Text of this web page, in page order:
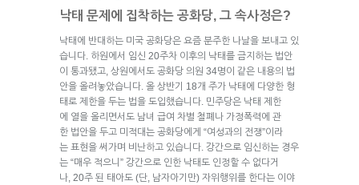
낙태 문제에 집착하는 공화당, 그 속사정은?
낙태에 반대하는 미국 공화당은 요즘 분주한 나날을 보내고 있
습니다. 하원에서 임신 20주차 이후의 낙태를 금지하는 법안
이 통과됐고, 상원에서도 공화당 의원 34명이 같은 내용의 법
안을 올려놓았습니다. 올 상반기 18개 주가 낙태에 다양한 형
태로 제한을 두는 법을 도입했습니다. 민주당은 낙태 제한
에 열을 올리면서도 남녀 급여 차별 철폐나 가정폭력에 관
한 법안을 두고 미적대는 공화당에게 “여성과의 전쟁”이라
는 표현을 써가며 비난하고 있습니다. 강간으로 임신하는 경우
는 “매우 적으니” 강간으로 인한 낙태도 인정할 수 없다거
나, 20주 된 태아도 (단, 남자아기만) 자위행위를 한다는 이야